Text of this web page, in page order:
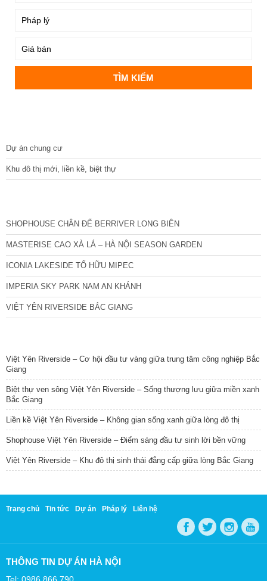
Dự án chung cư
Khu đô thị mới, liền kề, biệt thự
SHOPHOUSE CHÂN ĐẾ BERRIVER LONG BIÊN
MASTERISE CAO XÀ LÁ – HÀ NỘI SEASON GARDEN
ICONIA LAKESIDE TỐ HỮU MIPEC
IMPERIA SKY PARK NAM AN KHÁNH
VIỆT YÊN RIVERSIDE BẮC GIANG
Việt Yên Riverside – Cơ hội đầu tư vàng giữa trung tâm công nghiệp Bắc
Giang
Biệt thự ven sông Việt Yên Riverside – Sống thượng lưu giữa miền xanh
Bắc Giang
Liền kề Việt Yên Riverside – Không gian sống xanh giữa lòng đô thị
Shophouse Việt Yên Riverside – Điểm sáng đầu tư sinh lời bền vững
Việt Yên Riverside – Khu đô thị sinh thái đẳng cấp giữa lòng Bắc Giang
Trang chủ Tin tức Dự án Pháp lý Liên hệ
THÔNG TIN DỰ ÁN HÀ NỘI